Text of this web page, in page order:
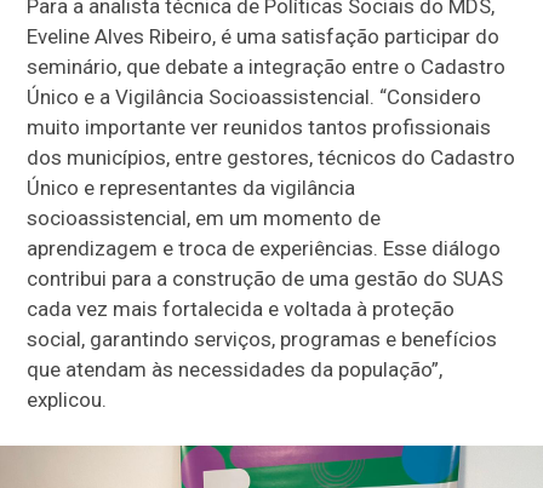
Para a analista técnica de Políticas Sociais do MDS,
Eveline Alves Ribeiro, é uma satisfação participar do
seminário, que debate a integração entre o Cadastro
Único e a Vigilância Socioassistencial. “Considero
muito importante ver reunidos tantos profissionais
dos municípios, entre gestores, técnicos do Cadastro
Único e representantes da vigilância
socioassistencial, em um momento de
aprendizagem e troca de experiências. Esse diálogo
contribui para a construção de uma gestão do SUAS
cada vez mais fortalecida e voltada à proteção
social, garantindo serviços, programas e benefícios
que atendam às necessidades da população”,
explicou.